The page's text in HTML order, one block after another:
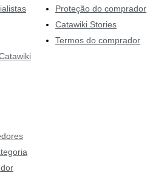
Proteção do comprador
Catawiki Stories
Termos do comprador